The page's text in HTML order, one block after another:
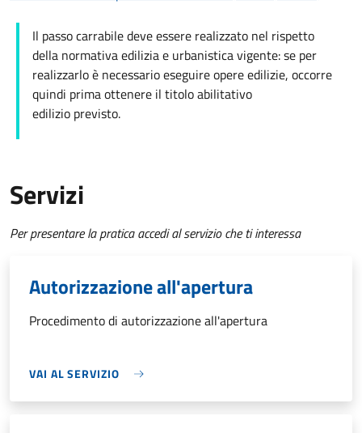
Il passo carrabile deve essere realizzato nel rispetto
della normativa edilizia e urbanistica vigente: se per
realizzarlo è necessario eseguire opere edilizie, occorre
quindi prima ottenere il titolo abilitativo
edilizio previsto.
Servizi
Per presentare la pratica accedi al servizio che ti interessa
Autorizzazione all'apertura
Procedimento di autorizzazione all'apertura
VAI AL SERVIZIO